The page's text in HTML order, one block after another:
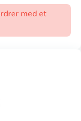
med et